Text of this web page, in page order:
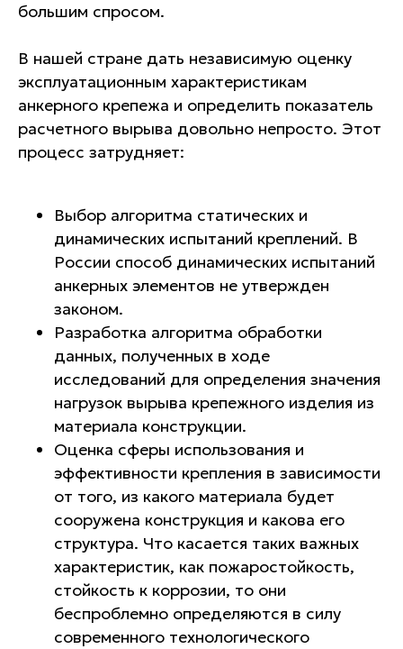
большим спросом.
В нашей стране дать независимую оценку
эксплуатационным характеристикам
анкерного крепежа и определить показатель
расчетного вырыва довольно непросто. Этот
процесс затрудняет:
Выбор алгоритма статических и
динамических испытаний креплений. В
России способ динамических испытаний
анкерных элементов не утвержден
законом.
Разработка алгоритма обработки
данных, полученных в ходе
исследований для определения значения
нагрузок вырыва крепежного изделия из
материала конструкции.
Оценка сферы использования и
эффективности крепления в зависимости
от того, из какого материала будет
сооружена конструкция и какова его
структура. Что касается таких важных
характеристик, как пожаростойкость,
стойкость к коррозии, то они
беспроблемно определяются в силу
современного технологического